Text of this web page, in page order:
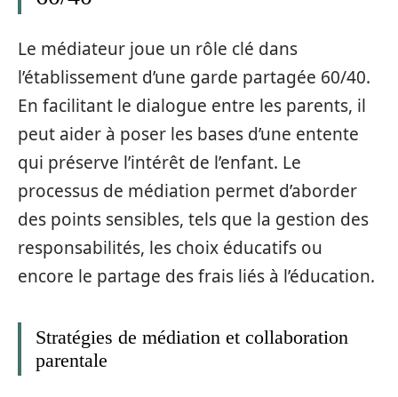
Le médiateur joue un rôle clé dans
l’établissement d’une garde partagée 60/40.
En facilitant le dialogue entre les parents, il
peut aider à poser les bases d’une entente
qui préserve l’intérêt de l’enfant. Le
processus de médiation permet d’aborder
des points sensibles, tels que la gestion des
responsabilités, les choix éducatifs ou
encore le partage des frais liés à l’éducation.
Stratégies de médiation et collaboration
parentale